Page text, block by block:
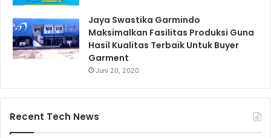
Jaya Swastika Garmindo
Maksimalkan Fasilitas Produksi Guna
Hasil Kualitas Terbaik Untuk Buyer
Garment
Juni 20, 2020
Recent Tech News